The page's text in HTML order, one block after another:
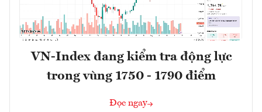
VN-Index đang kiểm tra động lực
trong vùng 1750 - 1790 điểm
Đọc ngay